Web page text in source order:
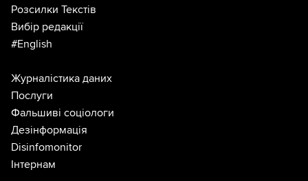
Розсилки Текстів
Вибір редакції
#English
Журналістика даних
Послуги
Фальшиві соціологи
Дезінформація
Disinfomonitor
Інтернам